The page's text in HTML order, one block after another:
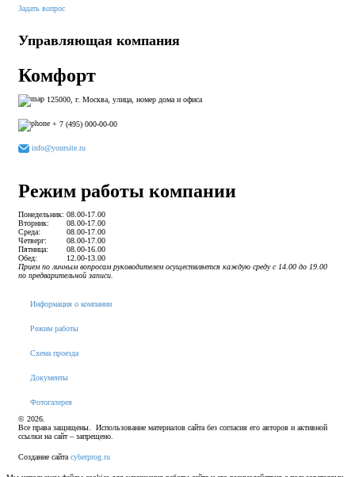
Задать вопрос
Управляющая компания
Комфорт
125000, г. Москва, улица, номер дома и офиса
+ 7 (495) 000-00-00
info@yoursite.ru
Режим работы компании
Понедельник: 08.00-17.00
Вторник:
08.00-17.00
Среда:
08.00-17.00
Четверг:
08.00-17.00
Пятница:
08.00-16.00
Обед:
12.00-13.00
Прием по личным вопросам руководителем осуществляется каждую среду с 14.00 до 19.00
по предварительной записи.
Информация о компании
Режим работы
Схема проезда
Документы
Фотогалерея
© 2026.
Все права защищены. Использование материалов сайта без согласия его авторов и активной
ссылки на сайт – запрещено.
Создание сайтаcyberprog.ru